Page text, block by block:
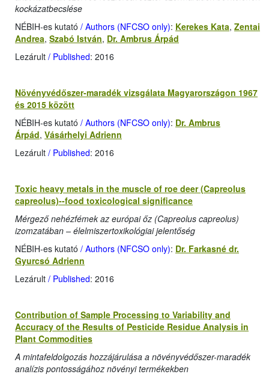
kockázatbecslése
NÉBIH-es kutató / Authors (NFCSO only): Kerekes Kata, Zentai
Andrea, Szabó István, Dr. Ambrus Árpád
Lezárult / Published: 2016
Növényvédőszer-maradék vizsgálata Magyarországon 1967
és 2015 között
NÉBIH-es kutató / Authors (NFCSO only): Dr. Ambrus
Árpád, Vásárhelyi Adrienn
Lezárult / Published: 2016
Toxic heavy metals in the muscle of roe deer (Capreolus
capreolus)--food toxicological significance
Mérgező nehézfémek az európai őz (Capreolus capreolus)
izomzatában – élelmiszertoxikológiai jelentőség
NÉBIH-es kutató / Authors (NFCSO only): Dr. Farkasné dr.
Gyurcsó Adrienn
Lezárult / Published: 2016
Contribution of Sample Processing to Variability and
Accuracy of the Results of Pesticide Residue Analysis in
Plant Commodities
A mintafeldolgozás hozzájárulása a növényvédőszer-maradék
analízis pontosságához növényi termékekben